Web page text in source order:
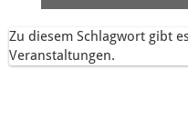
Zu diesem Schlagwort gibt
Veranstaltungen.